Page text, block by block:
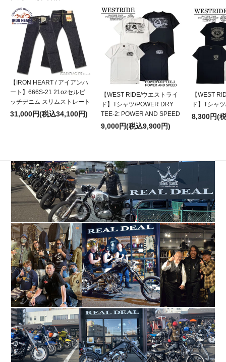
【IRON HEART / アイアンハ
ート】666S-21 21ozセルビ
ッチデニム スリムストレート
31,000円(税込34,100円)
【WEST RIDE/ウエストライ
ド】Tシャツ/POWER DRY
TEE-2: POWER AND SPEED
9,000円(税込9,900円)
【WEST
ド】Tシャ
8,300円(